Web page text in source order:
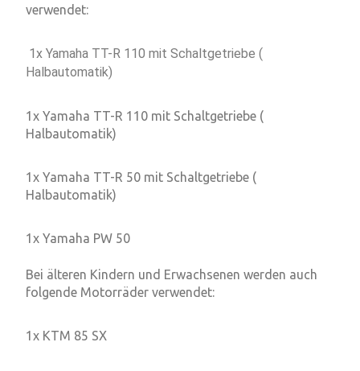
verwendet:
1x Yamaha TT-R 110 mit Schaltgetriebe (
Halbautomatik)
1x Yamaha TT-R 110 mit Schaltgetriebe (
Halbautomatik)
1x Yamaha TT-R 50 mit Schaltgetriebe (
Halbautomatik)
1x Yamaha PW 50
Bei älteren Kindern und Erwachsenen werden auch
folgende Motorräder verwendet:
1x KTM 85 SX